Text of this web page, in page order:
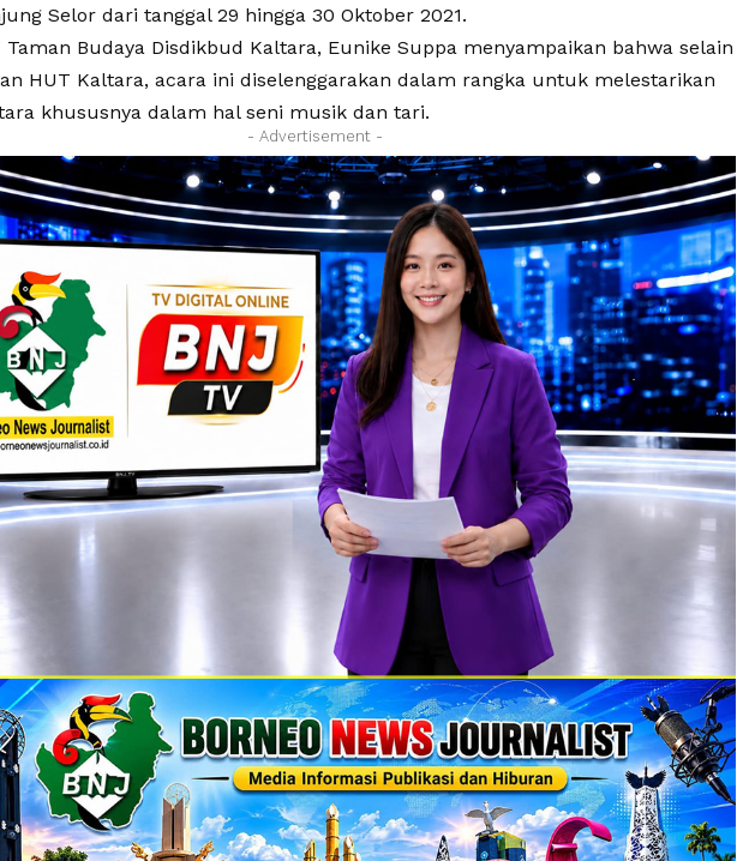
Selor dari tanggal 29 hingga 30 Oktober 2021.
Taman Budaya Disdikbud Kaltara, Eunike Suppa menyampaikan bahwa selain
HUT Kaltara, acara ini diselenggarakan dalam rangka untuk melestarikan
khususnya dalam hal seni musik dan tari.
- Advertisement -